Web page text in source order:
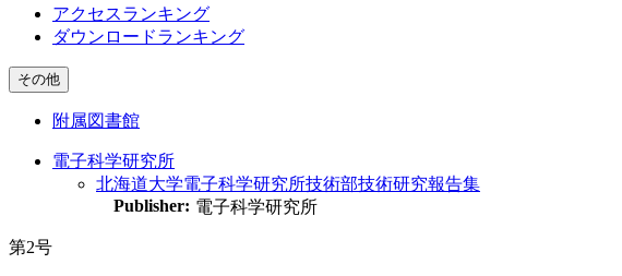
アクセスランキング
ダウンロードランキング
その他
附属図書館
電子科学研究所
北海道大学電子科学研究所技術部技術研究報告集
Publisher: 電子科学研究所
第2号